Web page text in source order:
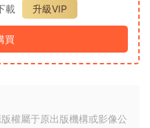
載
升級VIP
買
權屬于原出版機構或影像公